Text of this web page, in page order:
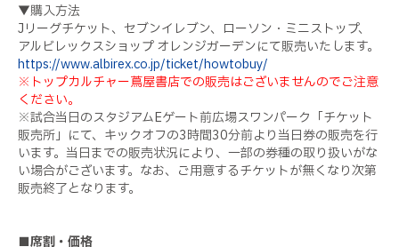
▼購入方法
Jリーグチケット、セブンイレブン、ローソン・ミニストップ、
アルビレックスショップ オレンジガーデンにて販売いたします。
https://www.albirex.co.jp/ticket/howtobuy/
※トップカルチャー蔦屋書店での販売はございませんのでご注意
ください。
※試合当日のスタジアムEゲート前広場スワンパーク「チケット
販売所」にて、キックオフの3時間30分前より当日券の販売を行
います。当日までの販売状況により、一部の券種の取り扱いがな
い場合がございます。なお、ご用意するチケットが無くなり次第
販売終了となります。
■席割・価格